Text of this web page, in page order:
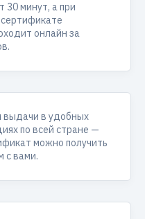
минут, а при
онлайн за
выдачи в удобных
по всей стране —
можно получить
с вами.